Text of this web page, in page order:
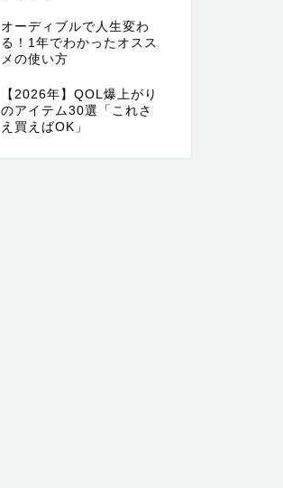
オーディブルで人生変わ
る！1年でわかったオスス
メの使い方
【2026年】QOL爆上がり
のアイテム30選「これさ
え買えばOK」